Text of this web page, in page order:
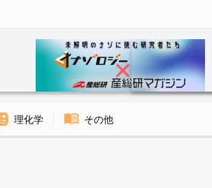
理化学 その他